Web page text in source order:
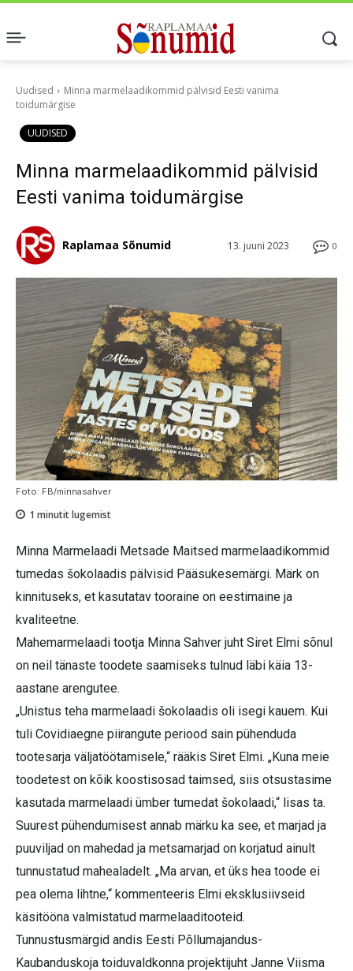
Uudised
Minna marmelaadikommid pälvisid Eesti vanima
toidumärgise
UUDISED
Minna marmelaadikommid pälvisid
Eesti vanima toidumärgise
0
13. juuni 2023
Raplamaa Sõnumid
Foto: FB/minnasahver
1 minutit lugemist
Minna Marmelaadi Metsade Maitsed marmelaadikommid
tumedas šokolaadis pälvisid Pääsukesemärgi. Märk on
kinnituseks, et kasutatav tooraine on eestimaine ja
kvaliteetne.
Mahemarmelaadi tootja Minna Sahver juht Siret Elmi sõnul
on neil tänaste toodete saamiseks tulnud läbi käia 13-
aastane arengutee.
„Unistus teha marmelaadi šokolaadis oli isegi kauem. Kui
tuli Covidiaegne piirangute periood sain pühenduda
tootesarja väljatöötamisele,“ rääkis Siret Elmi. „Kuna meie
toodetest on kõik koostisosad taimsed, siis otsustasime
kasutada marmelaadi ümber tumedat šokolaadi,“ lisas ta.
Suurest pühendumisest annab märku ka see, et marjad ja
puuviljad on mahedad ja metsamarjad on korjatud ainult
tunnustatud mahealadelt. „Ma arvan, et üks hea toode ei
pea olema lihtne,“ kommenteeris Elmi eksklusiivseid
käsitööna valmistatud marmelaaditooteid.
Tunnustusmärgid andis Eesti Põllumajandus-
Kaubanduskoja toiduvaldkonna projektijuht Janne Viisma